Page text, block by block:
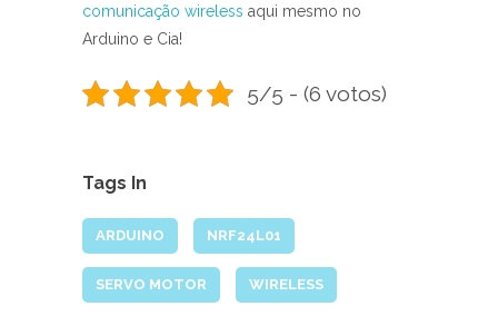
comunicação wireless aqui mesmo no
Arduino e Cia!
5/5 - (6 votos)
Tags In
ARDUINO NRF24L01
SERVO MOTOR WIRELESS